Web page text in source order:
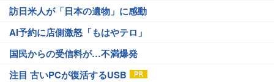
訪日米人が「日本の遺物」に感動
AI予約に店側激怒「もはやテロ」
国民からの受信料が…不満爆発
注目 古いPCが復活するUSB